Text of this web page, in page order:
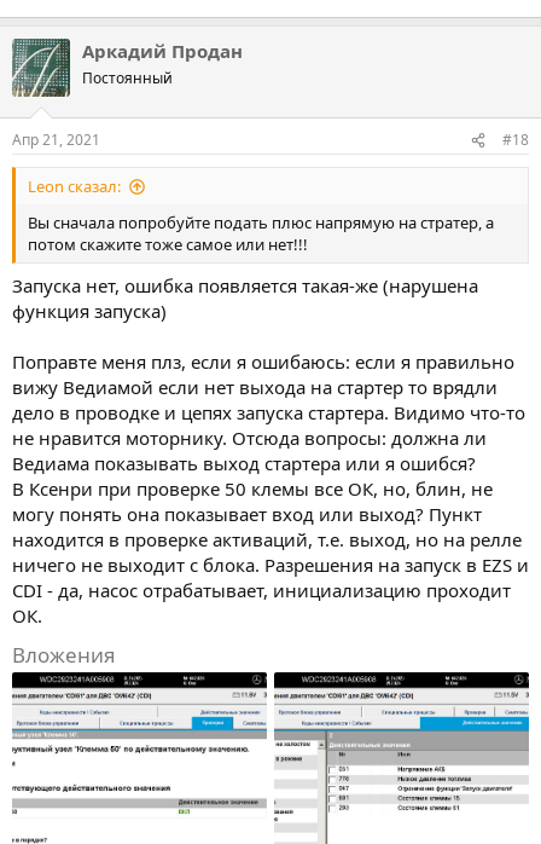
Аркадий Продан
Постоянный
Апр 21, 2021 #18
Leon сказал:
Вы сначала попробуйте подать плюс напрямую на стратер, а
потом скажите тоже самое или нет!!!
Запуска нет, ошибка появляется такая-же (нарушена
функция запуска)
Поправте меня плз, если я ошибаюсь: если я правильно
вижу Ведиамой если нет выхода на стартер то врядли
дело в проводке и цепях запуска стартера. Видимо что-то
не нравится моторнику. Отсюда вопросы: должна ли
Ведиама показывать выход стартера или я ошибся?
В Ксенри при проверке 50 клемы все ОК, но, блин, не
могу понять она показывает вход или выход? Пункт
находится в проверке активаций, т.е. выход, но на релле
ничего не выходит с блока. Разрешения на запуск в EZS и
CDI - да, насос отрабатывает, инициализацию проходит
ОК.
Вложения